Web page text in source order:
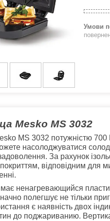
Mesko MS 3032
MS 3032 потужністю 700
насолоджуватися
За рахунок
відповідним для
ненагревающийся
полегшує не тільки
є наявність двох
до поджариванию.